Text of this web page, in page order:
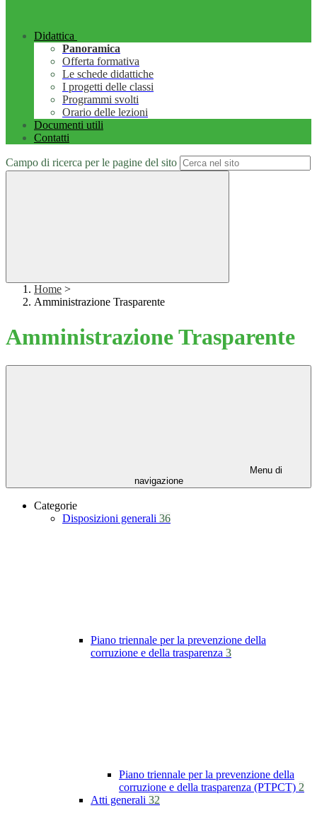
Didattica
Panoramica
Offerta formativa
Le schede didattiche
I progetti delle classi
Programmi svolti
Orario delle lezioni
Documenti utili
Contatti
Campo di ricerca per le pagine del sito
Home >
Amministrazione Trasparente
Amministrazione Trasparente
Menu di
navigazione
Categorie
Disposizioni generali 36
Piano triennale per la prevenzione della
corruzione e della trasparenza 3
Piano triennale per la prevenzione della
corruzione e della trasparenza (PTPCT) 2
Atti generali 32